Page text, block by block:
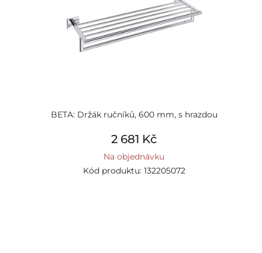
BETA: Držák ručníků, 600 mm, s hrazdou
2 681 Kč
Na objednávku
Kód produktu: 132205072